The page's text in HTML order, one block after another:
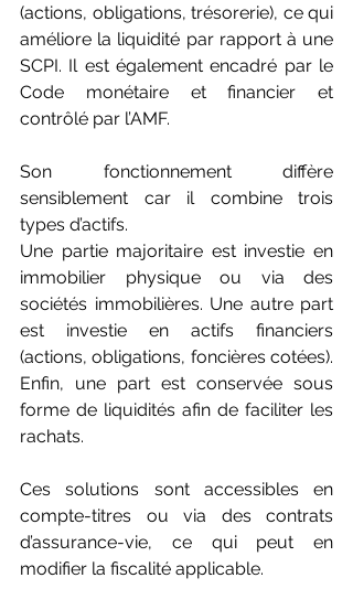
(actions, obligations, trésorerie), ce qui
améliore la liquidité par rapport à une
SCPI. Il est également encadré par le
Code monétaire et financier et
contrôlé par l’AMF.
Son fonctionnement diffère
sensiblement car il combine trois
types d’actifs.
Une partie majoritaire est investie en
immobilier physique ou via des
sociétés immobilières. Une autre part
est investie en actifs financiers
(actions, obligations, foncières cotées).
Enfin, une part est conservée sous
forme de liquidités afin de faciliter les
rachats.
Ces solutions sont accessibles en
compte-titres ou via des contrats
d’assurance-vie, ce qui peut en
modifier la fiscalité applicable.